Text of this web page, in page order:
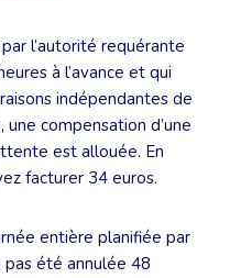
l’autorité requérante
à l’avance et qui
indépendantes de
compensation d’une
est allouée. En
facturer 34 euros.
entière planifiée par
pas été annulée 48